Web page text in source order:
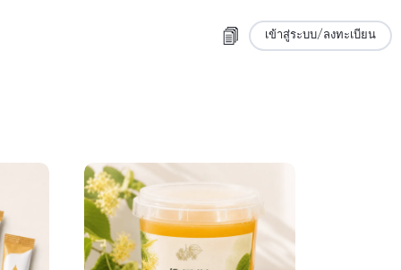
เข้าสู่ระบบ/ลงทะเบียน